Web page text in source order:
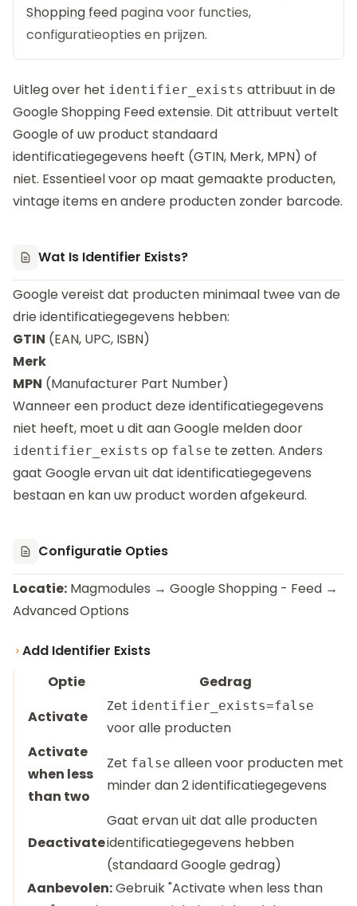
Shopping feed pagina voor functies,
configuratieopties en prijzen.
Uitleg over het identifier_exists attribuut in de
Google Shopping Feedextensie. Dit attribuut vertelt
Google of uw product standaard
identificatiegegevens heeft (GTIN, Merk, MPN) of
niet. Essentieel voor op maat gemaakte producten,
vintage items en andere producten zonder barcode.
Wat Is Identifier Exists?
Google vereist dat producten minimaal twee van de
drie identificatiegegevens hebben:
GTIN (EAN, UPC, ISBN)
Merk
MPN (Manufacturer Part Number)
Wanneer een product deze identificatiegegevens
niet heeft, moet u dit aan Google melden door
identifier_exists op false te zetten. Anders
gaat Google ervan uit dat identificatiegegevens
bestaan en kan uw product worden afgekeurd.
Configuratie Opties
Locatie: Magmodules → Google Shopping - Feed →
Advanced Options
Add Identifier Exists
Optie
Gedrag
Activate
Zet identifier_exists=false
voor alle producten
Activate
when less
than two
Zet false alleen voor producten met
minder dan 2 identificatiegegevens
Deactivate
Gaat ervan uit dat alle producten
identificatiegegevens hebben
(standaard Google gedrag)
Aanbevolen:Gebruik "Activate when less than